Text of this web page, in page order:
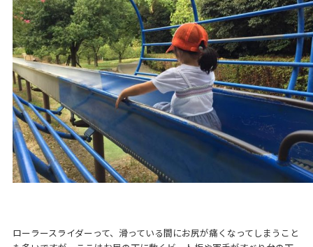
ローラースライダーって、滑っている間にお尻が痛くなってしまうこと